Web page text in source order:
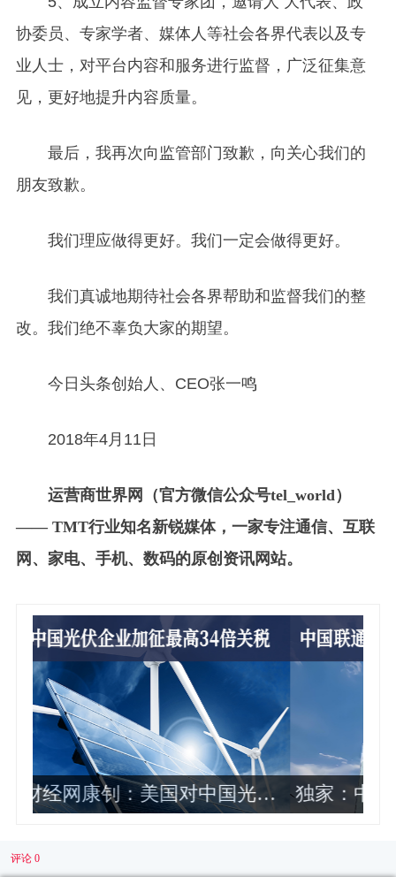
协委员、专家学者、媒体人等社会各界代表以及专
业人士，对平台内容和服务进行监督，广泛征集意
见，更好地提升内容质量。
最后，我再次向监管部门致歉，向关心我们的
朋友致歉。
我们理应做得更好。我们一定会做得更好。
我们真诚地期待社会各界帮助和监督我们的整
改。我们绝不辜负大家的期望。
今日头条创始人、CEO张一鸣
2018年4月11日
运营商世界网（官方微信公众号tel_world）
—— TMT行业知名新锐媒体，一家专注通信、互联
网、家电、手机、数码的原创资讯网站。
独家：中国联通2024年各省公司政企
评论 0